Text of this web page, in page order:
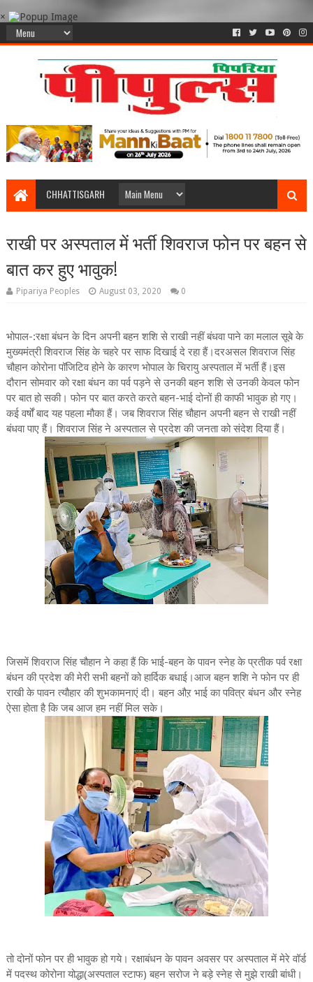
×
CHHATTISGARH
राखी पर अस्पताल में भर्ती शिवराज फोन पर बहन से
बात कर हुए भावुक!
Pipariya Peoples August 03, 2020 0
भोपाल-:रक्षा बंधन के दिन अपनी बहन शशि से राखी नहीं बंधवा पाने का मलाल सूबे के
मुख्यमंत्री शिवराज सिंह के चहरे पर साफ दिखाई दे रहा हैं।दरअसल शिवराज सिंह
चौहान कोरोना पॉजिटिव होने के कारण भोपाल के चिरायु अस्पताल में भर्ती हैं।इस
दौरान सोमवार को रक्षा बंधन का पर्व पड़ने से उनकी बहन शशि से उनकी केवल फोन
पर बात हो सकी। फोन पर बात करते करते बहन-भाई दोनों ही काफी भावुक हो गए।
कई वर्षों बाद यह पहला मौका हैं। जब शिवराज सिंह चौहान अपनी बहन से राखी नहीं
बंधवा पाए हैं। शिवराज सिंह ने अस्पताल से प्रदेश की जनता को संदेश दिया हैं।
जिसमें शिवराज सिंह चौहान ने कहा हैं कि भाई-बहन के पावन स्नेह के प्रतीक पर्व रक्षा
बंधन की प्रदेश की मेरी सभी बहनों को हार्दिक बधाई।आज बहन शशि ने फोन पर ही
राखी के पावन त्यौहार की शुभकामनाएं दी। बहन औऱ भाई का पवित्र बंधन और स्नेह
ऐसा होता है कि जब आज हम नहीं मिल सके।
तो दोनों फोन पर ही भावुक हो गये। रक्षाबंधन के पावन अवसर पर अस्पताल में मेरे वॉर्ड
में पदस्थ कोरोना योद्धा(अस्पताल स्टाफ) बहन सरोज ने बड़े स्नेह से मुझे राखी बांधी।